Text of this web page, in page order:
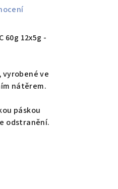
60g 12x5g -
vyrobené ve
nátěrem.
páskou
odstranění.